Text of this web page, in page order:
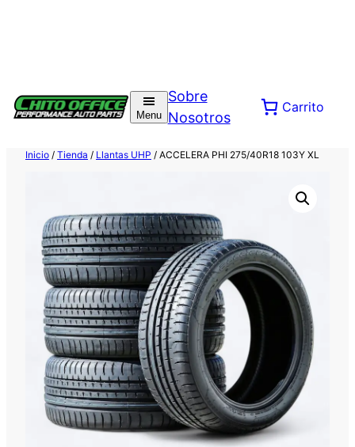
contenido
Menu
Sobre
Nosotros
Carrito
Inicio / Tienda / Llantas UHP / ACCELERA PHI 275/40R18 103Y XL